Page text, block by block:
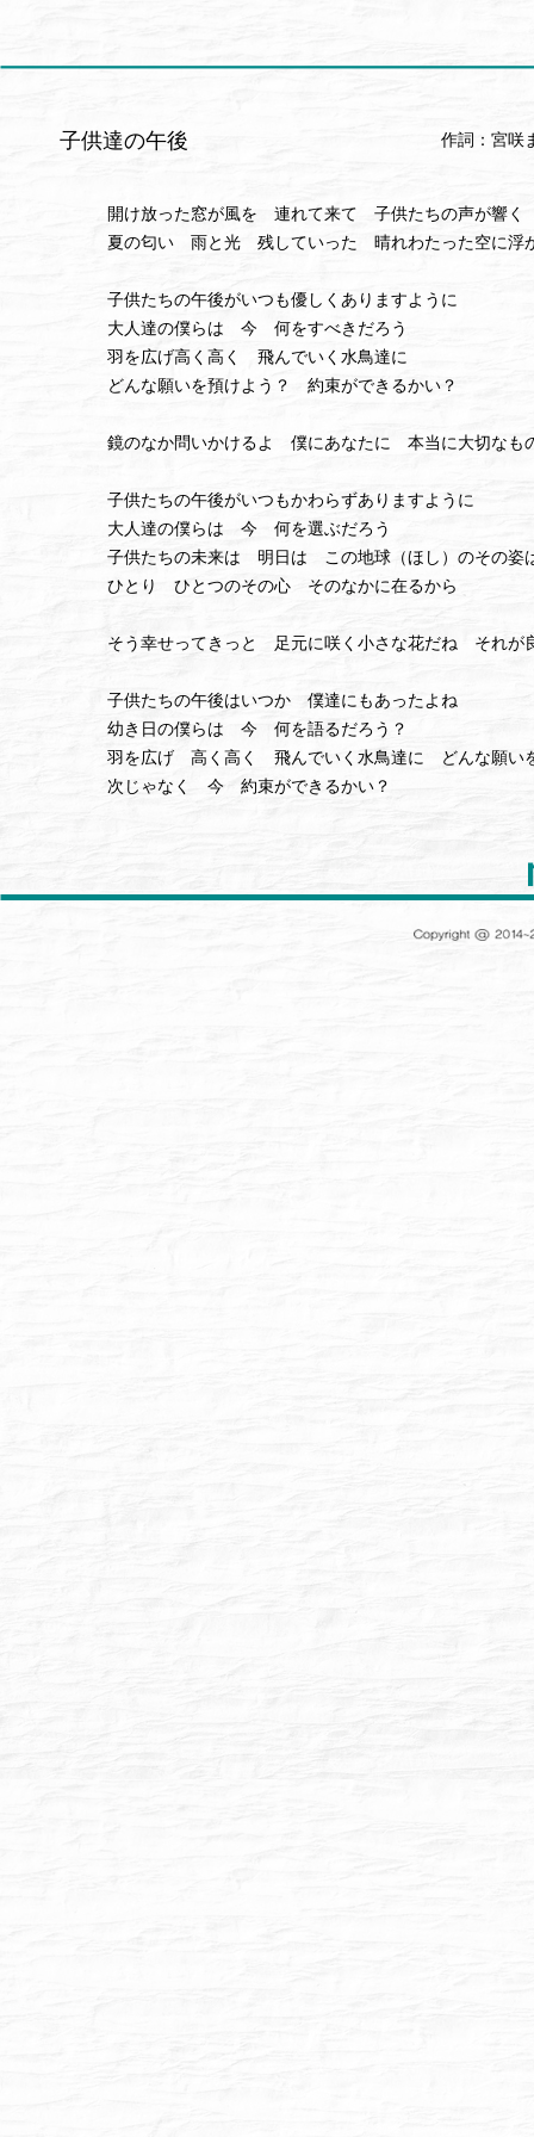
子供達の午後 作詞：宮咲
開け放った窓が風を 連れて来て 子供たちの声が響
夏の匂い 雨と光 残していった 晴れわたった空に浮
子供たちの午後がいつも優しくありますように
大人達の僕らは 今 何をすべきだろう
羽を広げ高く高く 飛んでいく水鳥達に
どんな願いを預けよう？ 約束ができるかい？
鏡のなか問いかけるよ 僕にあなたに 本当に大切な
子供たちの午後がいつもかわらずありますように
大人達の僕らは 今 何を選ぶだろう
子供たちの未来は 明日は この地球（ほし）のその姿
ひとり ひとつのその心 そのなかに在るから
そう幸せってきっと 足元に咲く小さな花だね それが
子供たちの午後はいつか 僕達にもあったよね
幼き日の僕らは 今 何を語るだろう？
羽を広げ 高く高く 飛んでいく水鳥達に どんな願い
次じゃなく 今 約束ができるかい？